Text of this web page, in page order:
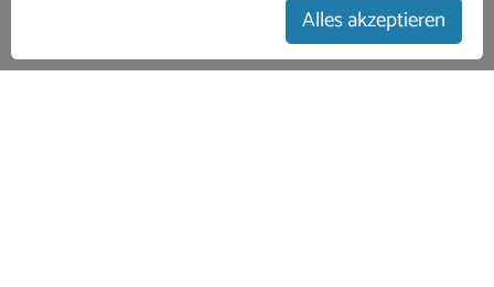
zum Buchungskalender
Alles akzeptieren